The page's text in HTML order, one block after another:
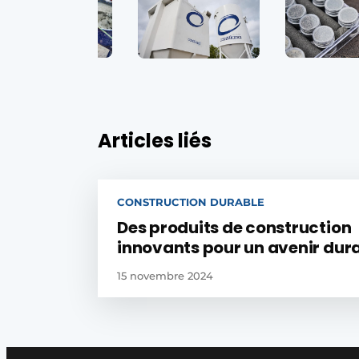
Articles liés
CONSTRUCTION DURABLE
Des produits de construction
innovants pour un avenir
15 novembre 2024